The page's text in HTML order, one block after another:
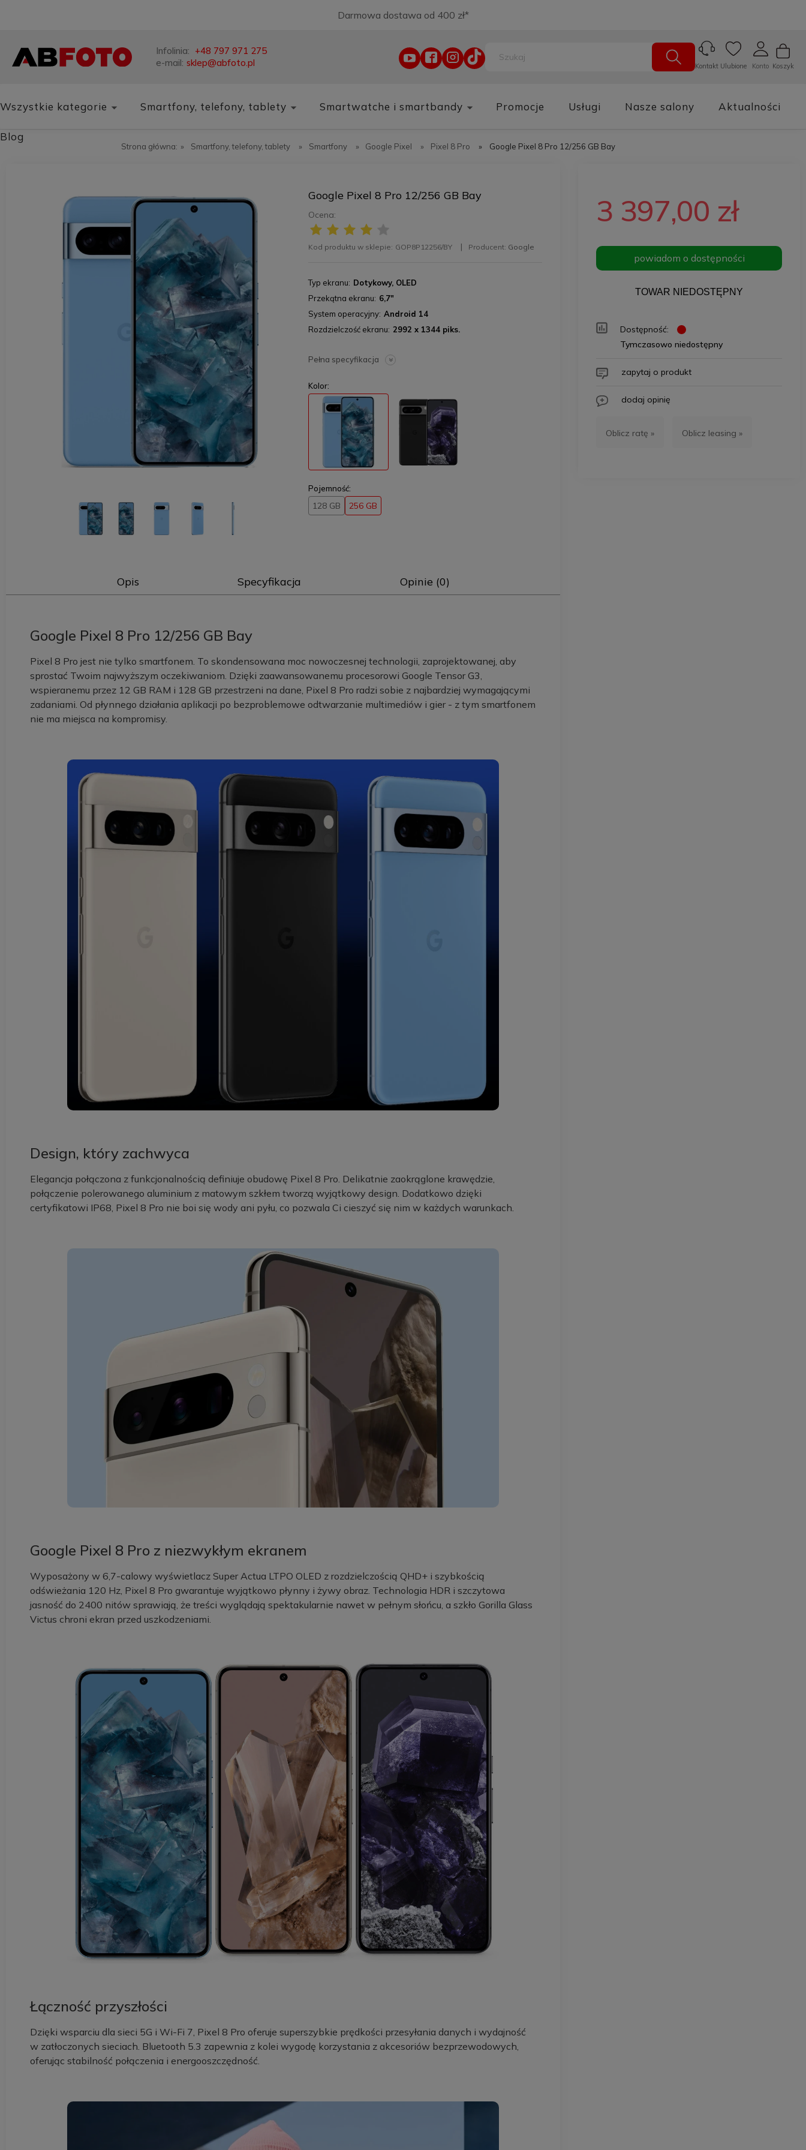
Darmowa dostawa od 400 zł*
Infolinia: +48 797 971 275
e-mail: sklep@abfoto.pl Koszyk
Konto
Ulubione
Kontakt
Wszystkie kategorie Smartfony, telefony, tablety Smartwatche i smartbandy Promocje Usługi Nasze salony Aktualności
Blog
Strona główna: » Smartfony, telefony, tablety » Smartfony » Google Pixel » Pixel 8 Pro » Google Pixel 8 Pro 12/256 GB Bay
Google Pixel 8 Pro 12/256 GB Bay
Ocena:
Kod produktu w sklepie: GOP8P12256/BY Producent: Google
Typ ekranu
Dotykowy, OLED
Przekątna ekranu
6,7"
System operacyjny Android 14
Rozdzielczość ekranu 2992 x 1344 piks.
Pełna specyfikacja
Kolor:
Pojemność:
128 GB 256 GB
Opis Specyfikacja Opinie (0)
Google Pixel 8 Pro 12/256 GB Bay
Pixel 8 Pro jest nie tylko smartfonem. To skondensowana moc nowoczesnej technologii, zaprojektowanej, aby
sprostać Twoim najwyższym oczekiwaniom. Dzięki zaawansowanemu procesorowi Google Tensor G3,
wspieranemu przez 12 GB RAM i 128 GB przestrzeni na dane, Pixel 8 Pro radzi sobie z najbardziej wymagającymi
zadaniami. Od płynnego działania aplikacji po bezproblemowe odtwarzanie multimediów i gier - z tym smartfonem
nie ma miejsca na kompromisy.
Design, który zachwyca
Elegancja połączona z funkcjonalnością definiuje obudowę Pixel 8 Pro. Delikatnie zaokrąglone krawędzie,
połączenie polerowanego aluminium z matowym szkłem tworzą wyjątkowy design. Dodatkowo dzięki
certyfikatowi IP68, Pixel 8 Pro nie boi się wody ani pyłu, co pozwala Ci cieszyć się nim w każdych warunkach.
Google Pixel 8 Pro z niezwykłym ekranem
Wyposażony w 6,7-calowy wyświetlacz Super Actua LTPO OLED z rozdzielczością QHD+ i szybkością
odświeżania 120 Hz, Pixel 8 Pro gwarantuje wyjątkowo płynny i żywy obraz. Technologia HDR i szczytowa
jasność do 2400 nitów sprawiają, że treści wyglądają spektakularnie nawet w pełnym słońcu, a szkło Gorilla Glass
Victus chroni ekran przed uszkodzeniami.
Łączność przyszłości
Dzięki wsparciu dla sieci 5G i Wi-Fi 7, Pixel 8 Pro oferuje superszybkie prędkości przesyłania danych i wydajność
w zatłoczonych sieciach. Bluetooth 5.3 zapewnia z kolei wygodę korzystania z akcesoriów bezprzewodowych,
oferując stabilność połączenia i energooszczędność.
3 397,00 zł
powiadom o dostępności
TOWAR NIEDOSTĘPNY
Dostępność:
Tymczasowo niedostępny
zapytaj o produkt
dodaj opinię
Oblicz ratę » Oblicz leasing »